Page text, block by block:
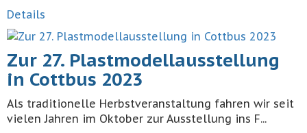
Details
Zur 27. Plastmodellausstellung
in Cottbus 2023
Als traditionelle Herbstveranstaltung fahren wir seit
vielen Jahren im Oktober zur Ausstellung ins F...